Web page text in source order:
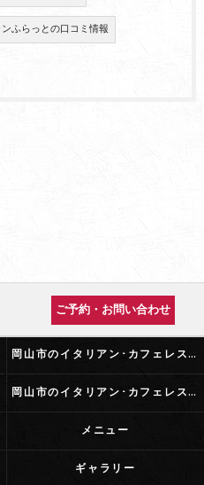
ふらっとの口コミ情報
ご予約・お問い合わせ
岡山市のイタリアン･カフェレストランふらっとの口コミ情報
岡山市のイタリアン･カフェレストランふらっとのお客様の声
メニュー
ギャラリー